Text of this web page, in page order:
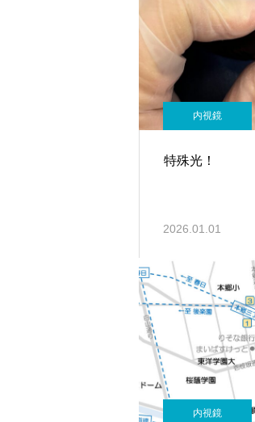
内視鏡
特殊光！
2026.01.01
内視鏡